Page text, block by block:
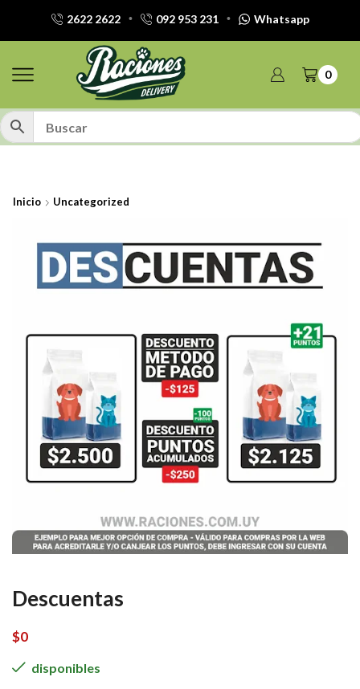
2622 2622 092 953 231 Whatsapp
0
Inicio Uncategorized
Descuentas
$0
disponibles